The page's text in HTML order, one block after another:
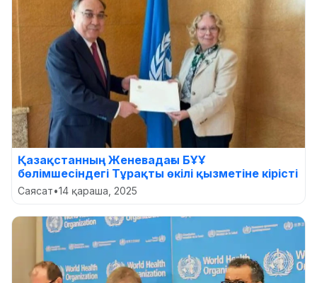
Қазақстанның Женевадағы БҰҰ
бөлімшесіндегі Тұрақты өкілі қызметіне кірісті
Саясат•14 қараша, 2025